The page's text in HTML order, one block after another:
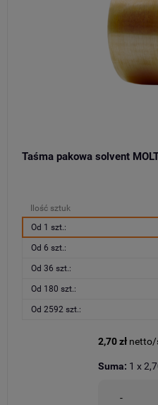
Taśma pakowa solvent
Ilość sztuk
Od 1 szt.:
Od 6 szt.:
Od 36 szt.:
Od 180 szt.:
Od 2592 szt.:
2,70 zł netto/
-
Suma: 1 x